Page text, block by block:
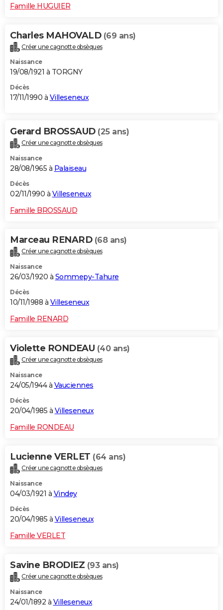
Famille HUGUIER
Charles MAHOVALD (69 ans)
Créer une cagnotte obsèques
Naissance
19/08/1921 à TORGNY
Décès
17/11/1990 à Villeseneux
Gerard BROSSAUD (25 ans)
Créer une cagnotte obsèques
Naissance
28/08/1965 à Palaiseau
Décès
02/11/1990 à Villeseneux
Famille BROSSAUD
Marceau RENARD (68 ans)
Créer une cagnotte obsèques
Naissance
26/03/1920 à Sommepy-Tahure
Décès
10/11/1988 à Villeseneux
Famille RENARD
Violette RONDEAU (40 ans)
Créer une cagnotte obsèques
Naissance
24/05/1944 à Vauciennes
Décès
20/04/1985 à Villeseneux
Famille RONDEAU
Lucienne VERLET (64 ans)
Créer une cagnotte obsèques
Naissance
04/03/1921 à Vindey
Décès
20/04/1985 à Villeseneux
Famille VERLET
Savine BRODIEZ (93 ans)
Créer une cagnotte obsèques
Naissance
24/01/1892 à Villeseneux